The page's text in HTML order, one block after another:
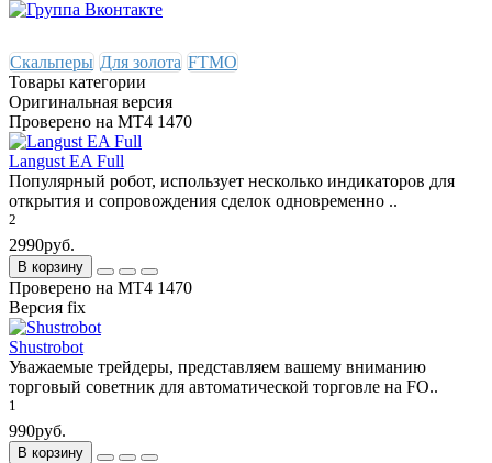
Скальперы Для золота FTMO
Товары категории
Оригинальная версия
Проверено на МТ4 1470
Langust EA Full
Популярный робот, использует несколько индикаторов для
открытия и сопровождения сделок одновременно ..
2
2990руб.
В корзину
Проверено на МТ4 1470
Версия fix
Shustrobot
Уважаемые трейдеры, представляем вашему вниманию
торговый советник для автоматической торговле на FO..
1
990руб.
В корзину